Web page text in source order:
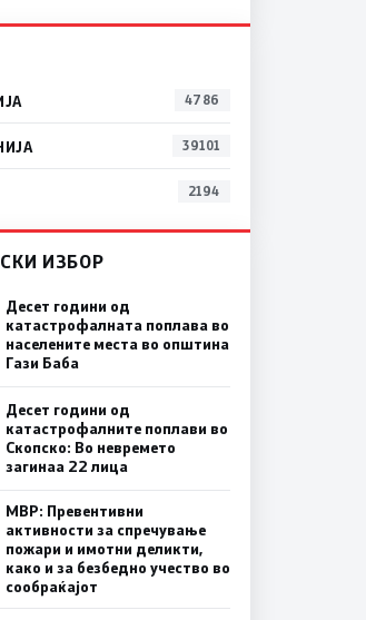
4786
39101
2194
ИЗБОР
Десет години од
катастрофалната поплава во
населените места во општина
Гази Баба
Десет години од
катастрофалните поплави во
Скопско: Во невремето
загинаа 22 лица
МВР: Превентивни
активности за спречување
пожари и имотни деликти,
како и за безбедно учество во
сообраќајот